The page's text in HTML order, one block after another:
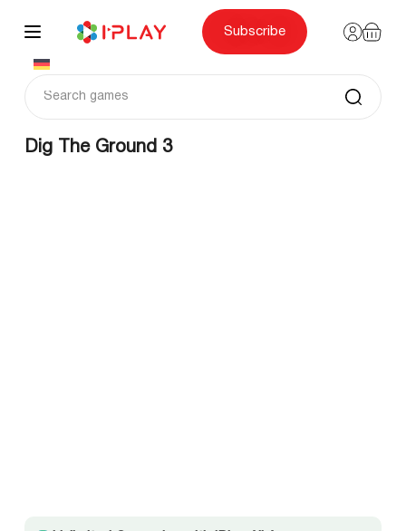
content
Subscribe
Dig The Ground 3